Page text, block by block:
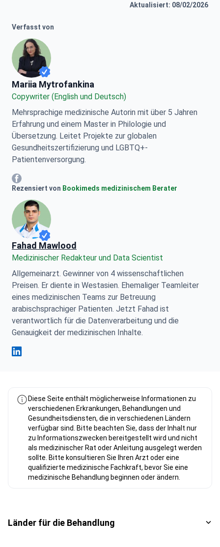
Aktualisiert: 08/02/2026
Verfasst von
Mariia Mytrofankina
Mariia Mytrofankina
Copywriter (English und Deutsch)
Mehrsprachige medizinische Autorin mit über 5 Jahren
Erfahrung und einem Master in Philologie und
Übersetzung. Leitet Projekte zur globalen
Gesundheitszertifizierung und LGBTQ+-
Patientenversorgung.
Mariia Mytrofankina Facebook
Rezensiert von Bookimeds medizinischem Berater
Fahad Mawlood
Medizinischer Redakteur und Data Scientist
Allgemeinarzt. Gewinner von 4 wissenschaftlichen
Preisen. Er diente in Westasien. Ehemaliger Teamleiter
eines medizinischen Teams zur Betreuung
arabischsprachiger Patienten. Jetzt Fahad ist
verantwortlich für die Datenverarbeitung und die
Genauigkeit der medizinischen Inhalte.
Diese Seite enthält möglicherweise Informationen zu
verschiedenen Erkrankungen, Behandlungen und
Gesundheitsdiensten, die in verschiedenen Ländern
verfügbar sind. Bitte beachten Sie, dass der Inhalt nur
zu Informationszwecken bereitgestellt wird und nicht
als medizinischer Rat oder Anleitung ausgelegt werden
sollte. Bitte konsultieren Sie Ihren Arzt oder eine
qualifizierte medizinische Fachkraft, bevor Sie eine
medizinische Behandlung beginnen oder ändern.
Länder für die Behandlung